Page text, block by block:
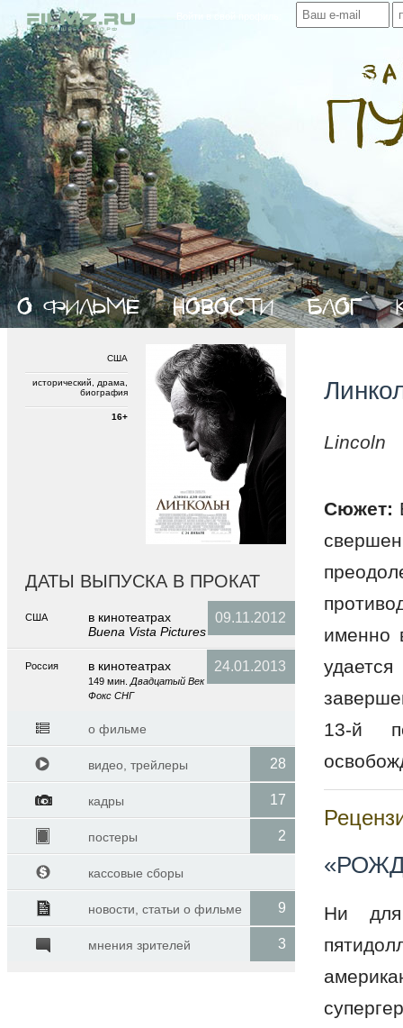
Lincoln
Сюжет:
именно
13-й
Ни для
США
исторический, драма,
биография
16+
ДАТЫ ВЫПУСКА В ПРОКАТ
США 09.11.2012
в кинотеатраx
Buena Vista Pictures
Россия 24.01.2013
в кинотеатраx
149 мин. Двадцатый Век
Фокс СНГ
о фильме
28
видео, трейлеры
17
кадры
2
постеры
кассовые сборы
9
новости, статьи о фильме
3
мнения зрителей